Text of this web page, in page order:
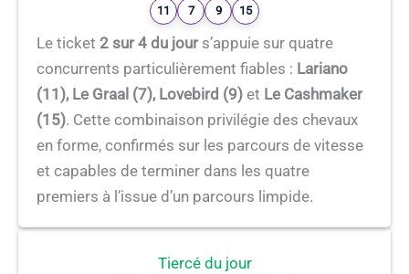
11 7 9 15
Le ticket 2 sur 4 du jours’appuie sur quatre
concurrents particulièrement fiables : Lariano
(11), Le Graal (7), Lovebird (9) et Le Cashmaker
(15). Cette combinaison privilégie des chevaux
en forme, confirmés sur les parcours de vitesse
et capables de terminer dans les quatre
premiers à l’issue d’un parcours limpide.
Tiercé du jour